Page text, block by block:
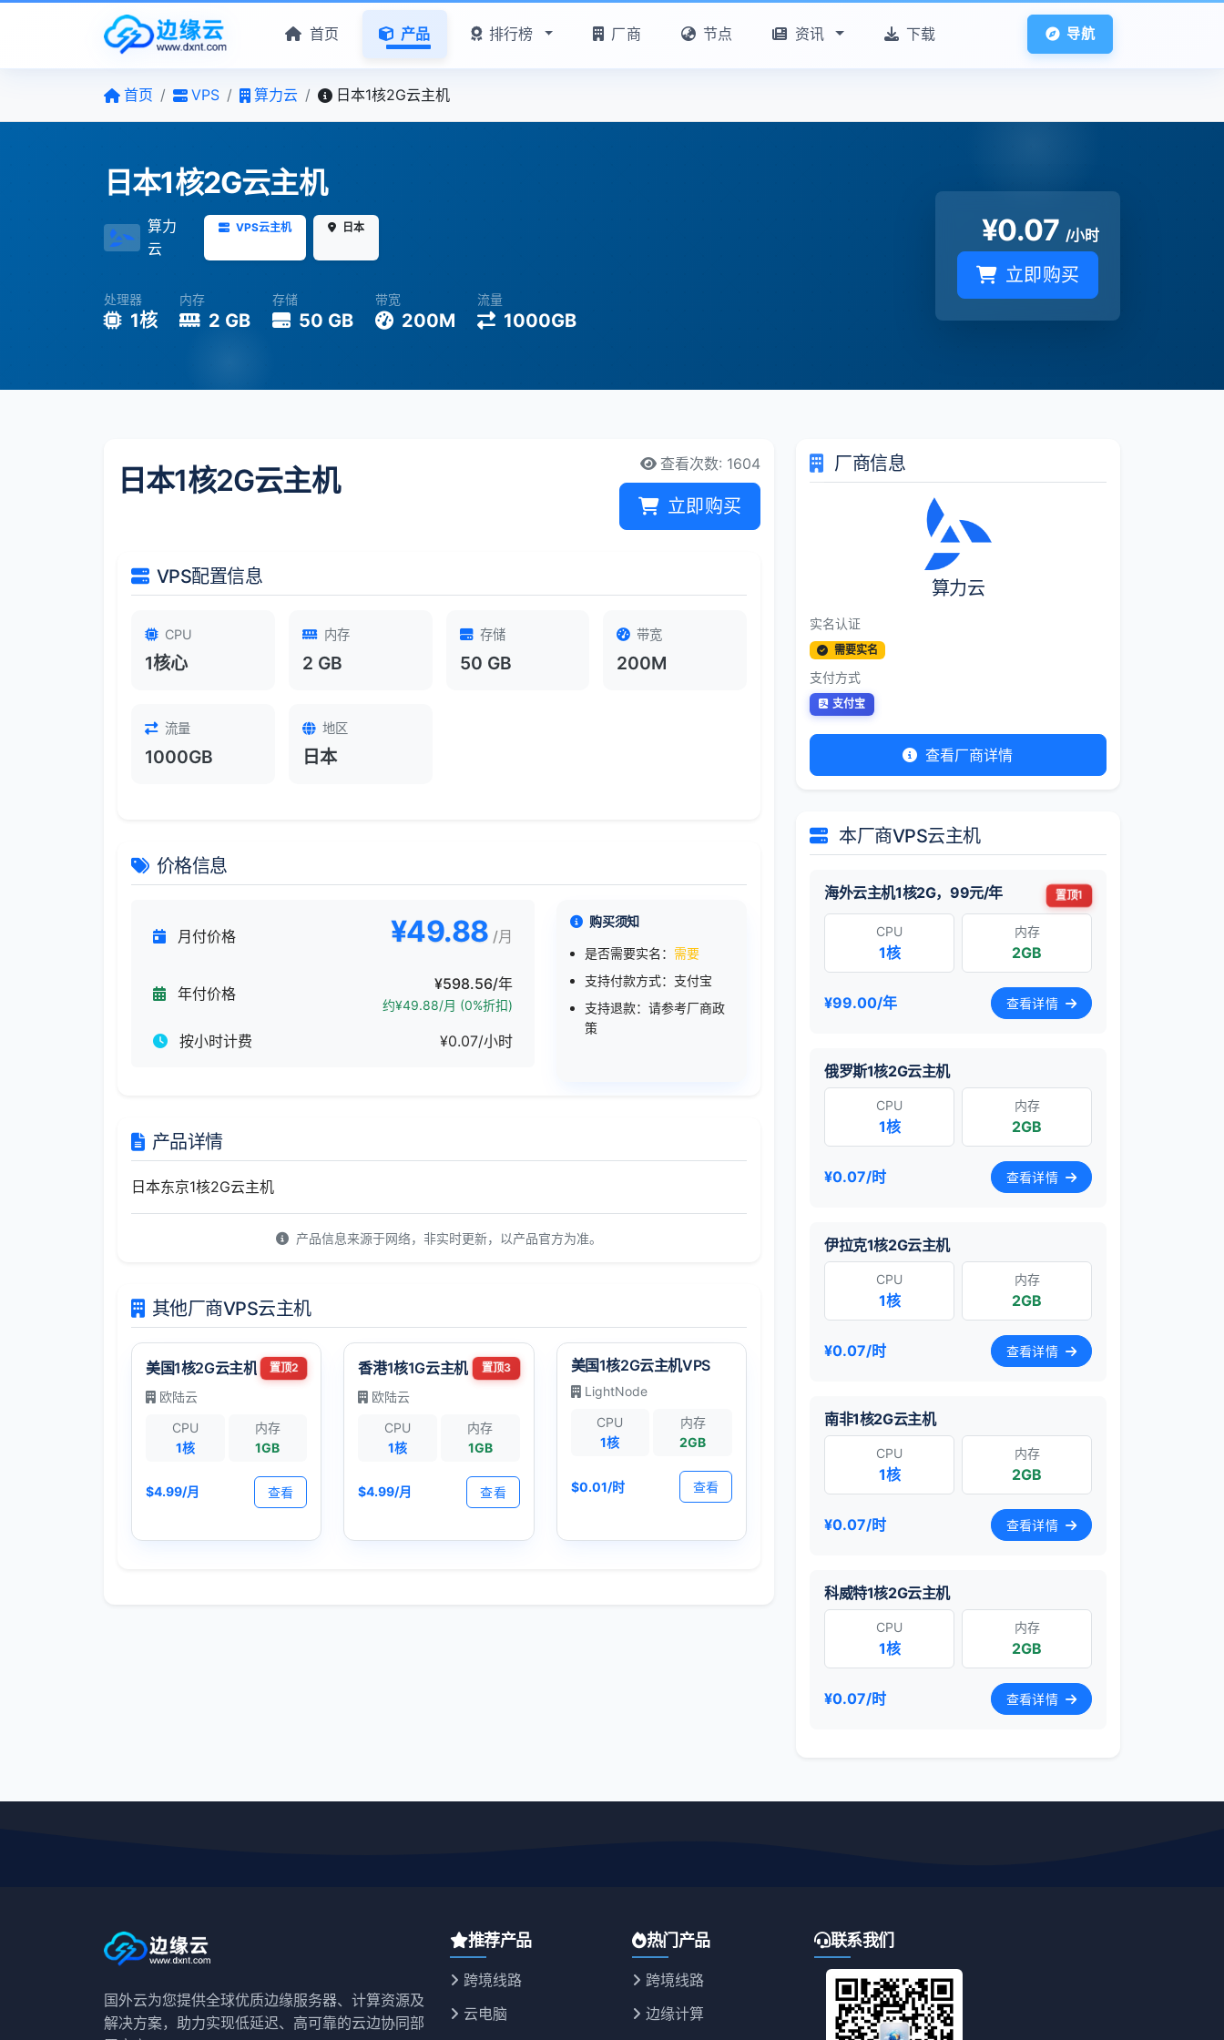
首页 产品 排行榜 厂商 节点 资讯 下载 导航
首页 / VPS / 算力云 / 日本1核2G云主机
日本1核2G云主机
算力
云
VPS云主机 日本
处理器
1核
内存
2 GB
存储
50 GB
带宽
200M
流量
1000GB
¥0.07 /小时
立即购买
日本1核2G云主机 查看次数: 1604
立即购买
VPS配置信息
CPU
1核心
内存
2 GB
存储
50 GB
带宽
200M
流量
1000GB
地区
日本
价格信息
月付价格 ¥49.88 /月
年付价格
¥598.56/年
约¥49.88/月 (0%折扣)
按小时计费 ¥0.07/小时
购买须知
是否需要实名： 需要
支持付款方式：支付宝
支持退款：请参考厂商政
策
产品详情
日本东京1核2G云主机
产品信息来源于网络，非实时更新，以产品官方为准。
其他厂商VPS云主机
美国1核2G云主机 置顶2
欧陆云
CPU
1核
内存
1GB
$4.99/月 查看
香港1核1G云主机 置顶3
欧陆云
CPU
1核
内存
1GB
$4.99/月 查看
美国1核2G云主机VPS
LightNode
CPU
1核
内存
2GB
$0.01/时 查看
厂商信息
算力云
实名认证
需要实名
支付方式
支付宝
查看厂商详情
本厂商VPS云主机
海外云主机1核2G，99元/年 置顶1
CPU
1核
内存
2GB
¥99.00/年 查看详情
俄罗斯1核2G云主机
CPU
1核
内存
2GB
¥0.07/时 查看详情
伊拉克1核2G云主机
CPU
1核
内存
2GB
¥0.07/时 查看详情
南非1核2G云主机
CPU
1核
内存
2GB
¥0.07/时 查看详情
科威特1核2G云主机
CPU
1核
内存
2GB
¥0.07/时 查看详情
国外云为您提供全球优质边缘服务器、计算资源及
解决方案，助力实现低延迟、高可靠的云边协同部
推荐产品
跨境线路
云电脑
热门产品
跨境线路
边缘计算
联系我们